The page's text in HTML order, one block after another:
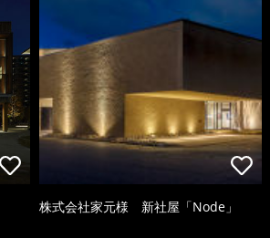
株式会社家元様 新社屋「Node」